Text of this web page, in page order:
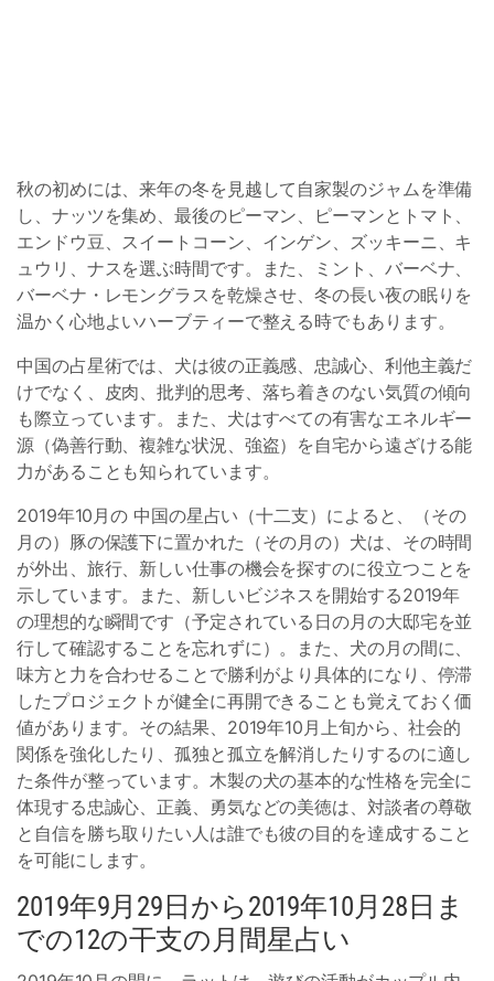
秋の初めには、来年の冬を見越して自家製のジャムを準備
し、ナッツを集め、最後のピーマン、ピーマンとトマト、
エンドウ豆、スイートコーン、インゲン、ズッキーニ、キ
ュウリ、ナスを選ぶ時間です。また、ミント、バーベナ、
バーベナ・レモングラスを乾燥させ、冬の長い夜の眠りを
温かく心地よいハーブティーで整える時でもあります。
中国の占星術では、犬は彼の正義感、忠誠心、利他主義だ
けでなく、皮肉、批判的思考、落ち着きのない気質の傾向
も際立っています。また、犬はすべての有害なエネルギー
源（偽善行動、複雑な状況、強盗）を自宅から遠ざける能
力があることも知られています。
2019年10月の 中国の星占い（十二支）によると、（その
月の）豚の保護下に置かれた（その月の）犬は、その時間
が外出、旅行、新しい仕事の機会を探すのに役立つことを
示しています。また、新しいビジネスを開始する2019年
の理想的な瞬間です（予定されている日の月の大邸宅を並
行して確認することを忘れずに）。また、犬の月の間に、
味方と力を合わせることで勝利がより具体的になり、停滞
したプロジェクトが健全に再開できることも覚えておく価
値があります。その結果、2019年10月上旬から、社会的
関係を強化したり、孤独と孤立を解消したりするのに適し
た条件が整っています。木製の犬の基本的な性格を完全に
体現する忠誠心、正義、勇気などの美徳は、対談者の尊敬
と自信を勝ち取りたい人は誰でも彼の目的を達成すること
を可能にします。
2019年9月29日から2019年10月28日ま
での12の干支の月間星占い